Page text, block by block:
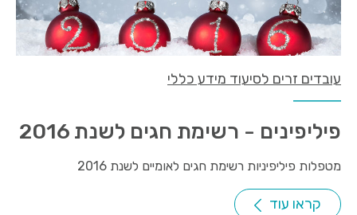
עובדים זרים לסיעוד מידע כללי
פיליפינים - רשימת חגים לשנת 2016
מטפלות פיליפיניות רשימת חגים לאומיים לשנת 2016
קראו עוד